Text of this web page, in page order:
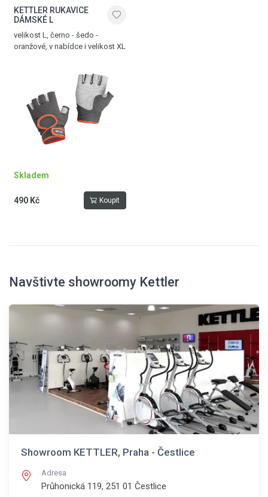
KETTLER RUKAVICE
DÁMSKÉ L
velikost L, černo - šedo -
oranžové, v nabídce i velikost XL
Skladem
490 Kč Koupit
Navštivte showroomy Kettler
Showroom KETTLER, Praha - Čestlice
Adresa
Průhonická 119, 251 01 Čestlice